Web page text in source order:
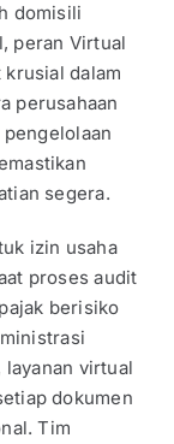
domisili
peran Virtual
dalam
perusahaan
segera.
izin usaha
proses audit
berisiko
virtual
dokumen
Tim